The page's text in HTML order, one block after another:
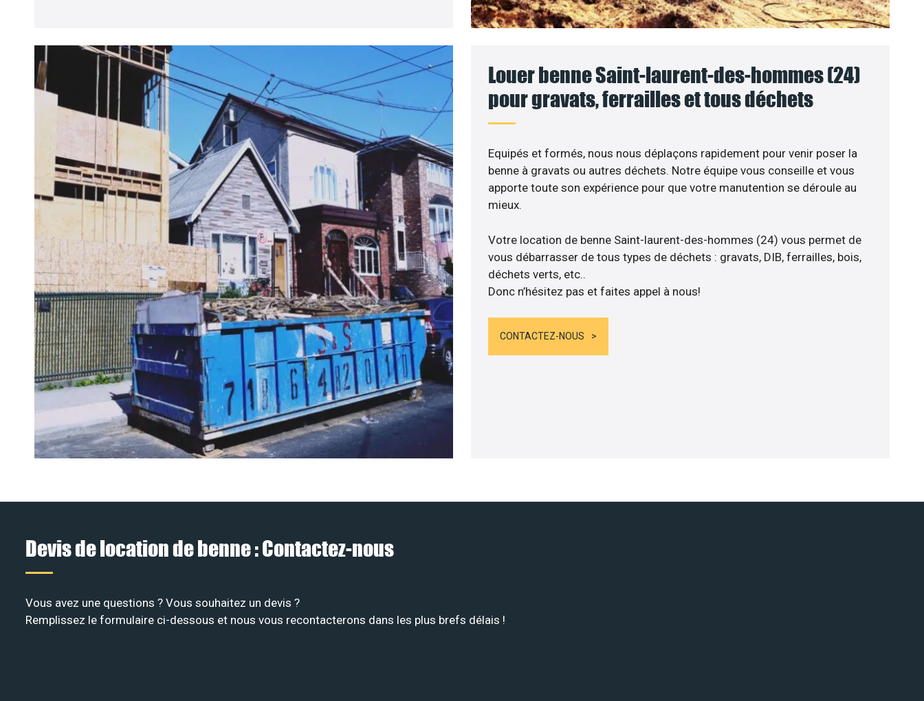
Louer benne Saint-laurent-des-hommes (24)
pour gravats, ferrailles et tous déchets
Equipés et formés, nous nous déplaçons rapidement pour venir poser la
benne à gravats ou autres déchets. Notre équipe vous conseille et vous
apporte toute son expérience pour que votre manutention se déroule au
mieux.
Votre location de benne Saint-laurent-des-hommes (24) vous permet de
vous débarrasser de tous types de déchets : gravats, DIB, ferrailles, bois,
déchets verts, etc..
Donc n’hésitez pas et faites appel à nous!
CONTACTEZ-NOUS
Devis de location de benne : Contactez-nous
Vous avez une questions ? Vous souhaitez un devis ?
Remplissez le formulaire ci-dessous et nous vous recontacterons dans les plus brefs délais !